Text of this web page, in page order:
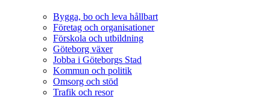
Bygga, bo och leva hållbart
Företag och organisationer
Förskola och utbildning
Göteborg växer
Jobba i Göteborgs Stad
Kommun och politik
Omsorg och stöd
Trafik och resor